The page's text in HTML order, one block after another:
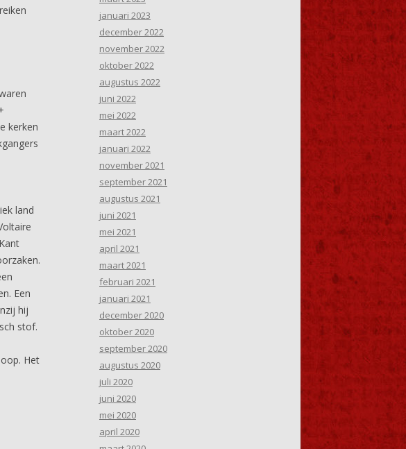
kerken
land
Een
hij
stof.
Het
januari 2023
december 2022
november 2022
oktober 2022
augustus 2022
juni 2022
mei 2022
maart 2022
januari 2022
november 2021
september 2021
augustus 2021
juni 2021
mei 2021
april 2021
maart 2021
februari 2021
januari 2021
december 2020
oktober 2020
september 2020
augustus 2020
juli 2020
juni 2020
mei 2020
april 2020